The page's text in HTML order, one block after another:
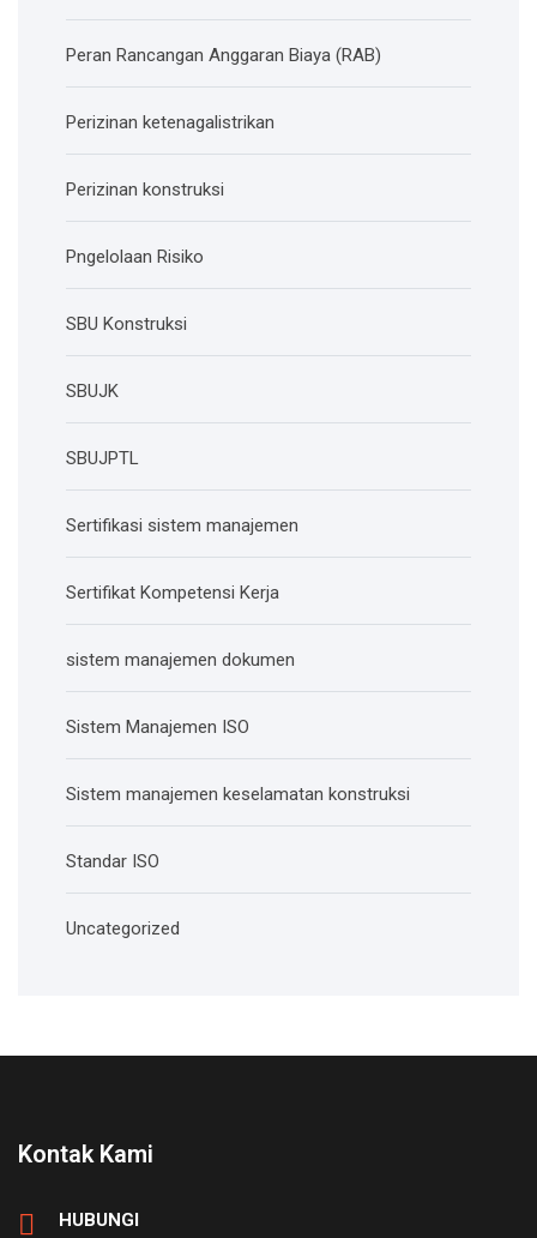
Peran Rancangan Anggaran Biaya (RAB)
Perizinan ketenagalistrikan
Perizinan konstruksi
Pngelolaan Risiko
SBU Konstruksi
SBUJK
SBUJPTL
Sertifikasi sistem manajemen
Sertifikat Kompetensi Kerja
sistem manajemen dokumen
Sistem Manajemen ISO
Sistem manajemen keselamatan konstruksi
Standar ISO
Uncategorized
Kontak Kami
HUBUNGI